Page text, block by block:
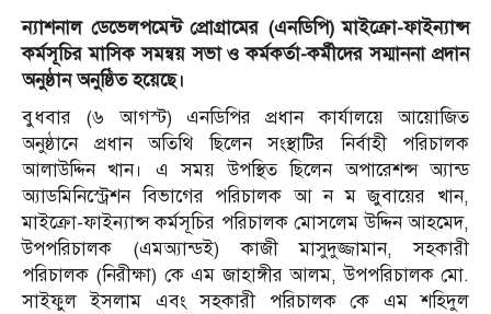
ন্যাশনাল ডেভেলপমেন্ট প্রোগ্রামের (এনডিপি) মাইক্রো-ফাইন্যান্স
কর্মসূচির মাসিক সমন্বয় সভা ও কর্মকর্তা-কর্মীদের সম্মাননা প্রদান
অনুষ্ঠান অনুষ্ঠিত হয়েছে।
বুধবার (৬ আগস্ট) এনডিপির প্রধান কার্যালয়ে আয়োজিত
অনুষ্ঠানে প্রধান অতিথি ছিলেন সংস্থাটির নির্বাহী পরিচালক
আলাউদ্দিন খান। এ সময় উপস্থিত ছিলেন অপারেশন্স অ্যান্ড
অ্যাডমিনিস্ট্রেশন বিভাগের পরিচালক আ ন ম জুবায়ের খান,
মাইক্রো-ফাইন্যান্স কর্মসূচির পরিচালক মোসলেম উদ্দিন আহমেদ,
উপপরিচালক (এমঅ্যান্ডই) কাজী মাসুদুজ্জামান, সহকারী
পরিচালক (নিরীক্ষা) কে এম জাহাঙ্গীর আলম, উপপরিচালক মো.
সাইফুল ইসলাম এবং সহকারী পরিচালক কে এম শহিদুল